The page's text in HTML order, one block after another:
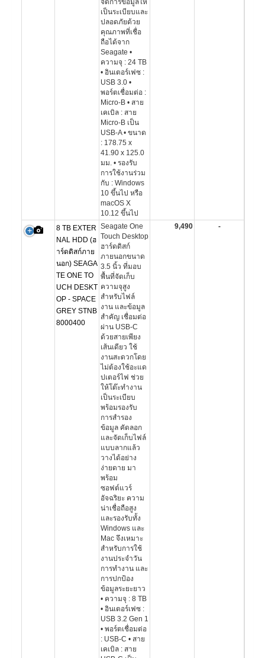
จัดการข้อมูลให้
เป็นระเบียบและ
ปลอดภัยด้วย
คุณภาพที่เชื่อ
ถือได้จาก
Seagate •
ความจุ : 24 TB
• อินเตอร์เฟซ :
USB 3.0 •
พอร์ตเชื่อมต่อ :
Micro-B • สาย
เคเบิล : สาย
Micro-B เป็น
USB-A • ขนาด
: 178.75 x
41.90 x 125.0
มม. • รองรับ
การใช้งานร่วม
กับ : Windows
10 ขึ้นไป หรือ
macOS X
10.12 ขึ้นไป
8 TB EXTER
NAL HDD (ฮ
าร์ดดิสก์ภาย
นอก) SEAGA
TE ONE TO
UCH DESKT
OP - SPACE
GREY STNB
8000400
Seagate One
Touch Desktop
ฮาร์ดดิสก์
ภายนอกขนาด
3.5 นิ้ว ที่มอบ
พื้นที่จัดเก็บ
ความจุสูง
สำหรับไฟล์
งาน และข้อมูล
สำคัญ เชื่อมต่อ
ผ่าน USB-C
ด้วยสายเพียง
เส้นเดียว ใช้
งานสะดวกโดย
ไม่ต้องใช้อะแด
ปเตอร์ไฟ ช่วย
ให้โต๊ะทำงาน
เป็นระเบียบ
พร้อมรองรับ
การสำรอง
ข้อมูล คัดลอก
และจัดเก็บไฟล์
แบบลากแล้ว
วางได้อย่าง
ง่ายดาย มา
พร้อม
ซอฟต์แวร์
อัจฉริยะ ความ
น่าเชื่อถือสูง
และรองรับทั้ง
Windows และ
Mac จึงเหมาะ
สำหรับการใช้
งานประจำวัน
การทำงาน และ
การปกป้อง
ข้อมูลระยะยาว
• ความจุ : 8 TB
• อินเตอร์เฟซ :
USB 3.2 Gen 1
• พอร์ตเชื่อมต่อ
: USB-C • สาย
เคเบิล : สาย
9,490 -